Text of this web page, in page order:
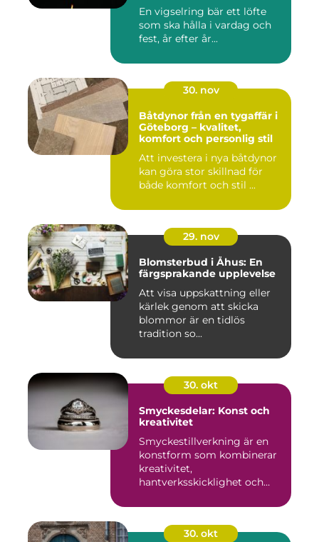
En vigselring bär ett löfte
som ska hålla i vardag och
fest, år efter år...
30. nov
Båtdynor från en tygaffär i
Göteborg – kvalitet,
komfort och personlig stil
Att investera i nya båtdynor
kan göra stor skillnad för
både komfort och stil ...
29. nov
Blomsterbud i Åhus: En
färgsprakande upplevelse
Att visa uppskattning eller
kärlek genom att skicka
blommor är en tidlös
tradition so...
30. okt
Smyckesdelar: Konst och
kreativitet
Smyckestillverkning är en
konstform som kombinerar
kreativitet,
hantverksskicklighet och
30. okt